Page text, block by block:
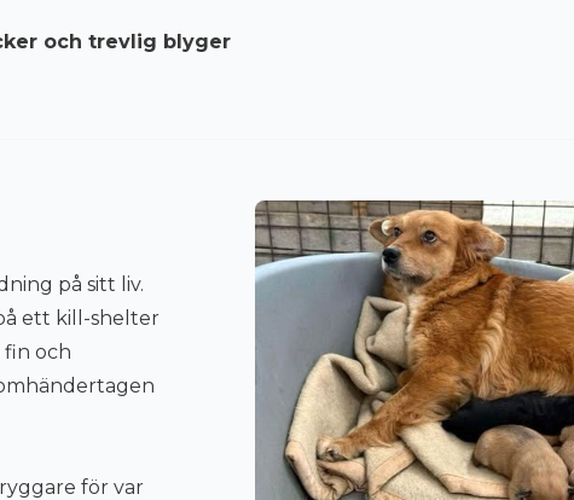
och trevlig blyger
på sitt liv.
ett kill-shelter
och
för var